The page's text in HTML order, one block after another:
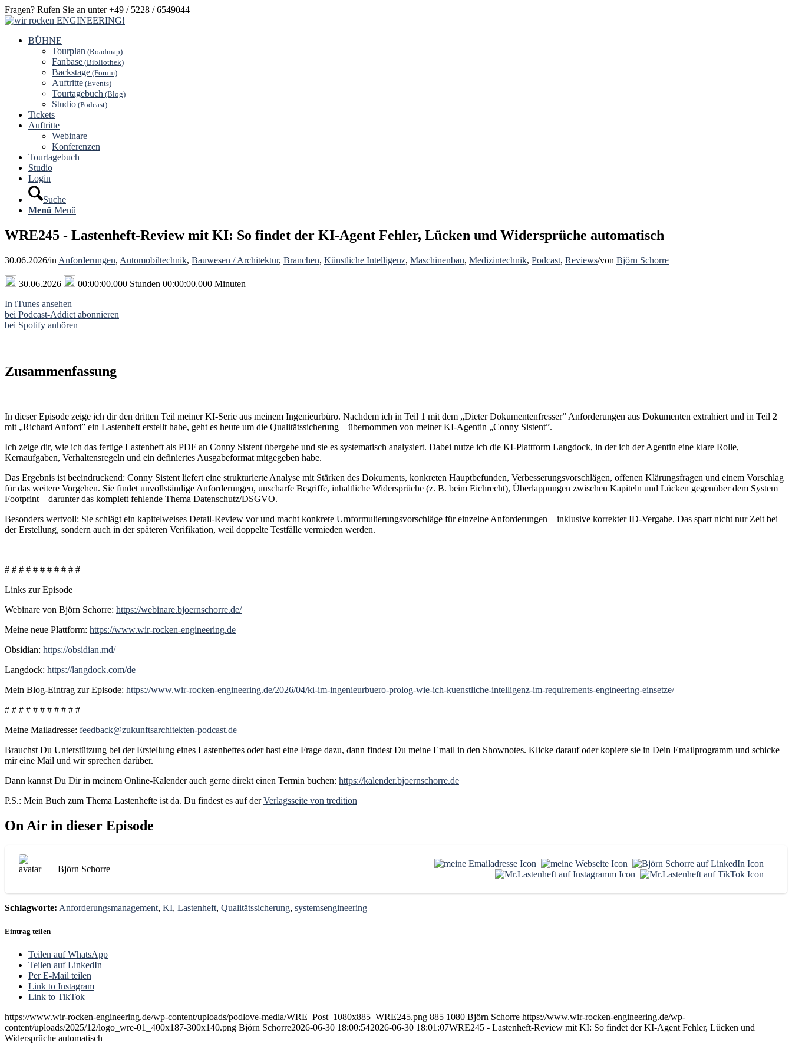
Fragen? Rufen Sie an unter +49 / 5228 / 6549044
BÜHNE
Tourplan (Roadmap)
Fanbase (Bibliothek)
Backstage (Forum)
Auftritte (Events)
Tourtagebuch (Blog)
Studio (Podcast)
Tickets
Auftritte
Webinare
Konferenzen
Tourtagebuch
Studio
Login
Suche
Menü Menü
WRE245 - Lastenheft-Review mit KI: So findet der KI-Agent Fehler, Lücken und Widersprüche automatisch
30.06.2026/in Anforderungen, Automobiltechnik, Bauwesen / Architektur, Branchen, Künstliche Intelligenz, Maschinenbau, Medizintechnik, Podcast, Reviews/von Björn Schorre
30.06.2026
00:00:00.000 Stunden 00:00:00.000 Minuten
In iTunes ansehen
bei Podcast-Addict abonnieren
bei Spotify anhören
Zusammenfassung
In dieser Episode zeige ich dir den dritten Teil meiner KI-Serie aus meinem Ingenieurbüro. Nachdem ich in Teil 1 mit dem „Dieter Dokumentenfresser” Anforderungen aus Dokumenten extrahiert und in Teil 2
mit „Richard Anford” ein Lastenheft erstellt habe, geht es heute um die Qualitätssicherung – übernommen von meiner KI-Agentin „Conny Sistent”.
Ich zeige dir, wie ich das fertige Lastenheft als PDF an Conny Sistent übergebe und sie es systematisch analysiert. Dabei nutze ich die KI-Plattform Langdock, in der ich der Agentin eine klare Rolle,
Kernaufgaben, Verhaltensregeln und ein definiertes Ausgabeformat mitgegeben habe.
Das Ergebnis ist beeindruckend: Conny Sistent liefert eine strukturierte Analyse mit Stärken des Dokuments, konkreten Hauptbefunden, Verbesserungsvorschlägen, offenen Klärungsfragen und einem Vorschlag
für das weitere Vorgehen. Sie findet unvollständige Anforderungen, unscharfe Begriffe, inhaltliche Widersprüche (z. B. beim Eichrecht), Überlappungen zwischen Kapiteln und Lücken gegenüber dem System
Footprint – darunter das komplett fehlende Thema Datenschutz/DSGVO.
Besonders wertvoll: Sie schlägt ein kapitelweises Detail-Review vor und macht konkrete Umformulierungsvorschläge für einzelne Anforderungen – inklusive korrekter ID-Vergabe. Das spart nicht nur Zeit bei
der Erstellung, sondern auch in der späteren Verifikation, weil doppelte Testfälle vermieden werden.
# # # # # # # # # # #
Links zur Episode
Webinare von Björn Schorre: https://webinare.bjoernschorre.de/
Meine neue Plattform: https://www.wir-rocken-engineering.de
Obsidian: https://obsidian.md/
Langdock: https://langdock.com/de
Mein Blog-Eintrag zur Episode: https://www.wir-rocken-engineering.de/2026/04/ki-im-ingenieurbuero-prolog-wie-ich-kuenstliche-intelligenz-im-requirements-engineering-einsetze/
# # # # # # # # # # #
Meine Mailadresse: feedback@zukunftsarchitekten-podcast.de
Brauchst Du Unterstützung bei der Erstellung eines Lastenheftes oder hast eine Frage dazu, dann findest Du meine Email in den Shownotes. Klicke darauf oder kopiere sie in Dein Emailprogramm und schicke
mir eine Mail und wir sprechen darüber.
Dann kannst Du Dir in meinem Online-Kalender auch gerne direkt einen Termin buchen: https://kalender.bjoernschorre.de
P.S.: Mein Buch zum Thema Lastenhefte ist da. Du findest es auf derVerlagsseite von tredition
On Air in dieser Episode
Björn Schorre
Schlagworte: Anforderungsmanagement, KI, Lastenheft, Qualitätssicherung, systemsengineering
Eintrag teilen
Teilen auf WhatsApp
Teilen auf LinkedIn
Per E-Mail teilen
Link to Instagram
Link to TikTok
https://www.wir-rocken-engineering.de/wp-content/uploads/podlove-media/WRE_Post_1080x885_WRE245.png 885 1080 Björn Schorre https://www.wir-rocken-engineering.de/wp-
content/uploads/2025/12/logo_wre-01_400x187-300x140.png Björn Schorre2026-06-30 18:00:542026-06-30 18:01:07WRE245 - Lastenheft-Review mit KI: So findet der KI-Agent Fehler, Lücken und
Widersprüche automatisch